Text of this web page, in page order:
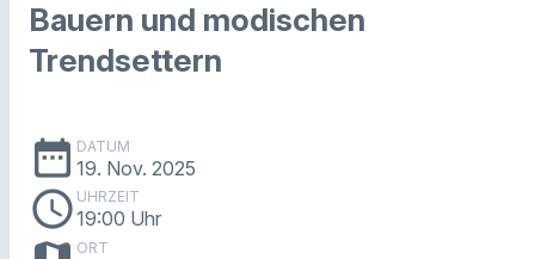
Bauern und modischen
Trendsettern
date_range DATUM
19. Nov. 2025
schedule UHRZEIT
19:00 Uhr
ORT